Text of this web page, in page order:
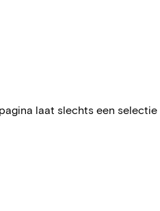
laat slechts een